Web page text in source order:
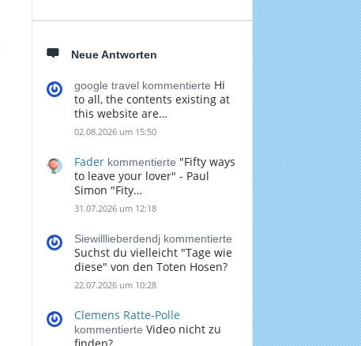
Neue Antworten
google travel kommentierte Hi
to all, the contents existing at
this website are…
02.08.2026 um 15:50
Fader kommentierte "Fifty ways
to leave your lover" - Paul
Simon "Fity…
31.07.2026 um 12:18
Siewilllieberdendj kommentierte
Suchst du vielleicht "Tage wie
diese" von den Toten Hosen?
22.07.2026 um 10:28
Clemens Ratte-Polle
kommentierte Video nicht zu